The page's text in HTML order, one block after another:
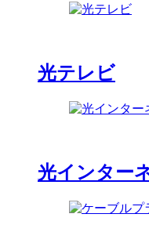
光テレビ
光インター